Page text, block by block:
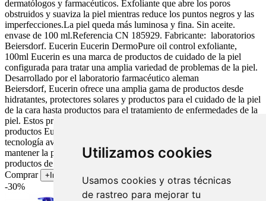
Utilizamos cookies
Usamos cookies y otras técnicas
de rastreo para mejorar tu
dermatólogos y farmacéuticos. Exfoliante que abre los poros
obstruidos y suaviza la piel mientras reduce los puntos negros y las
imperfecciones.La piel queda más luminosa y fina. Sin aceite.
envase de 100 ml.Referencia CN 185929. Fabricante: laboratorios
Beiersdorf. Eucerin Eucerin DermoPure oil control exfoliante,
100ml Eucerin es una marca de productos de cuidado de la piel
configurada para tratar una amplia variedad de problemas de la piel.
Desarrollado por el laboratorio farmacéutico aleman
Beiersdorf, Eucerin ofrece una amplia gama de productos desde
hidratantes, protectores solares y productos para el cuidado de la piel
de la cara hasta productos para el tratamiento de enfermedades de la
piel. Estos productos se pueden encontrar en farmacias. Los
productos Eucerin son una mezcla de ingredientes intuitivos y
tecnología avanzada para ayudar a tratar la piel problemática y
mantener la piel saludable. El objetivo de la marca es ofrecer
productos de alta calidad que ayuden a los usuarios a cuidar su piel.
Comprar
+Info
-30%